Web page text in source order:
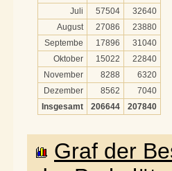
Juli
57504
32640
August
27086
23880
Septembe
17896
31040
Oktober
15022
22840
November
8288
6320
Dezember
8562
7040
Insgesamt
206644 207840
Graf der